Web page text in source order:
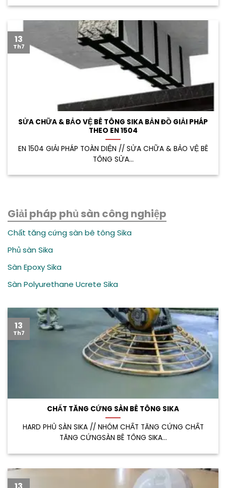
SỬA CHỮA & BẢO VỆ BÊ TÔNG SIKA BẢN ĐỒ GIẢI PHÁP
THEO EN 1504
EN 1504 GIẢI PHÁP TOÀN DIỆN // SỬA CHỮA & BẢO VỆ BÊ
TÔNG SỬA...
13
Th7
Giải pháp phủ sàn công nghiệp
Chất tăng cứng sàn bê tông Sika
Phủ sàn Sika
Sàn Epoxy Sika
Sàn Polyurethane Ucrete Sika
CHẤT TĂNG CỨNG SÀN BÊ TÔNG SIKA
HARD PHỦ SÀN SIKA // NHÓM CHẤT TĂNG CỨNG CHẤT
TĂNG CỨNGSÀN BÊ TÔNG SIKA...
13
Th7